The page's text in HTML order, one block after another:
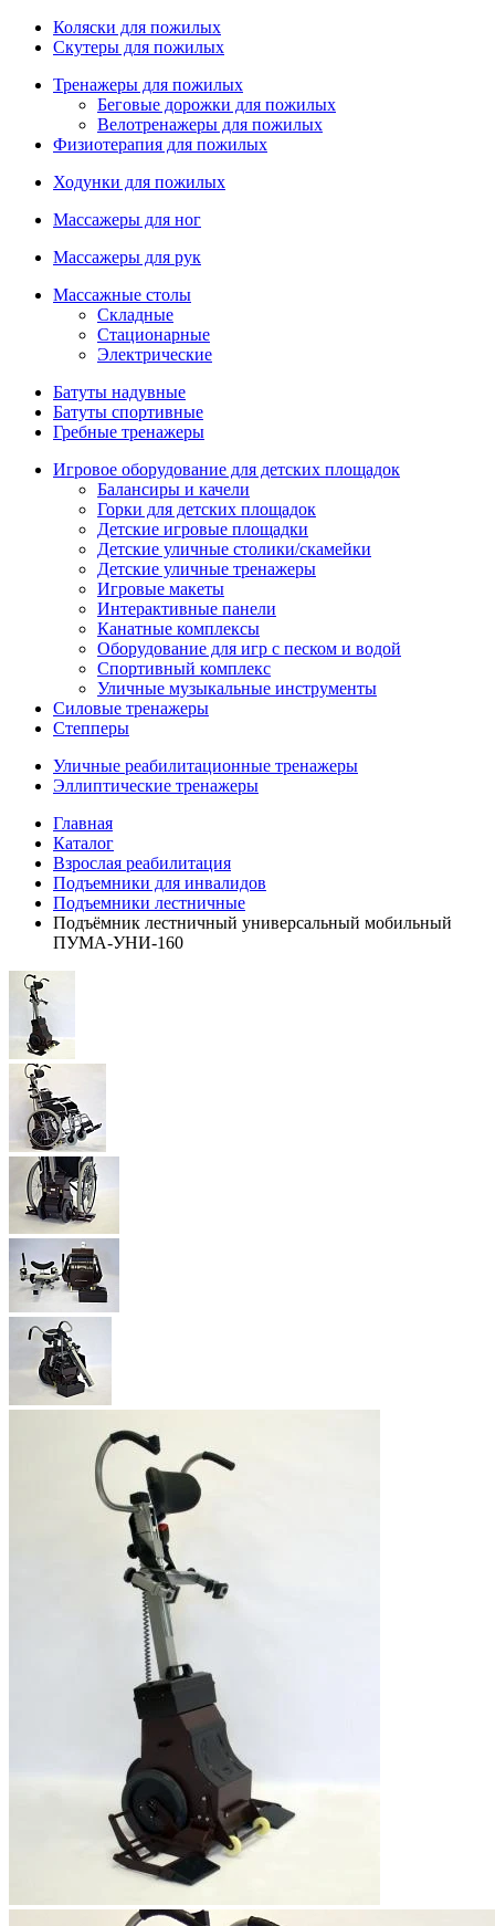
Коляски для пожилых
Скутеры для пожилых
Тренажеры для пожилых
Беговые дорожки для пожилых
Велотренажеры для пожилых
Физиотерапия для пожилых
Ходунки для пожилых
Массажеры для ног
Массажеры для рук
Массажные столы
Складные
Стационарные
Электрические
Батуты надувные
Батуты спортивные
Гребные тренажеры
Игровое оборудование для детских площадок
Балансиры и качели
Горки для детских площадок
Детские игровые площадки
Детские уличные столики/скамейки
Детские уличные тренажеры
Игровые макеты
Интерактивные панели
Канатные комплексы
Оборудование для игр с песком и водой
Спортивный комплекс
Уличные музыкальные инструменты
Силовые тренажеры
Степперы
Уличные реабилитационные тренажеры
Эллиптические тренажеры
Главная
Каталог
Взрослая реабилитация
Подъемники для инвалидов
Подъемники лестничные
Подъёмник лестничный универсальный мобильный
ПУМА-УНИ-160